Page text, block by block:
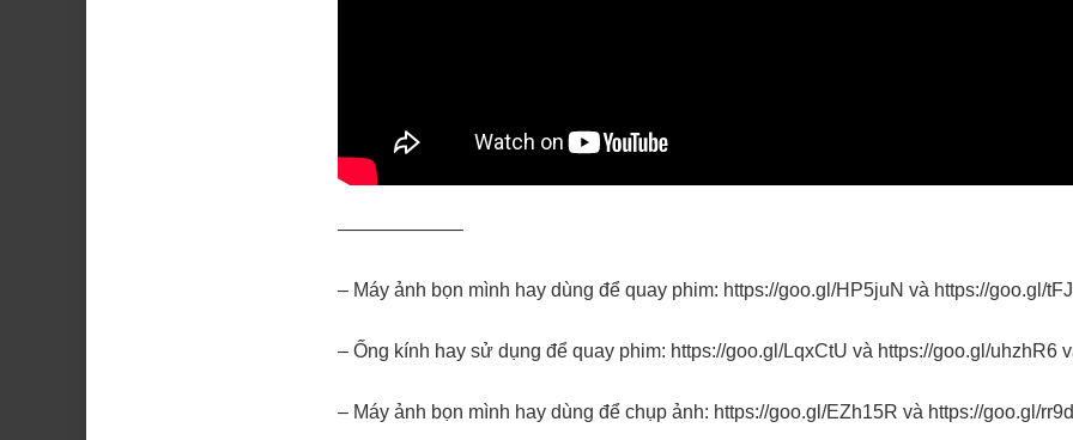
——————–
– Máy ảnh bọn mình hay dùng để quay phim: https://goo.gl/HP5juN và https://goo.gl/
– Ống kính hay sử dụng để quay phim: https://goo.gl/LqxCtU và https://goo.gl/uhzhR6
– Máy ảnh bọn mình hay dùng để chụp ảnh: https://goo.gl/EZh15R và https://goo.gl/